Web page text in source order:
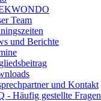
Team
und Berichte
und Kontakt
- Häufig gestellte Fragen